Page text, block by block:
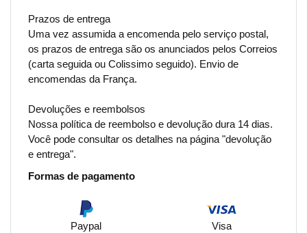
Prazos de entrega
Uma vez assumida a encomenda pelo serviço postal,
os prazos de entrega são os anunciados pelos Correios
(carta seguida ou Colissimo seguido). Envio de
encomendas da França.
Devoluções e reembolsos
Nossa política de reembolso e devolução dura 14 dias.
Você pode consultar os detalhes na página "devolução
e entrega".
Formas de pagamento
Paypal Visa